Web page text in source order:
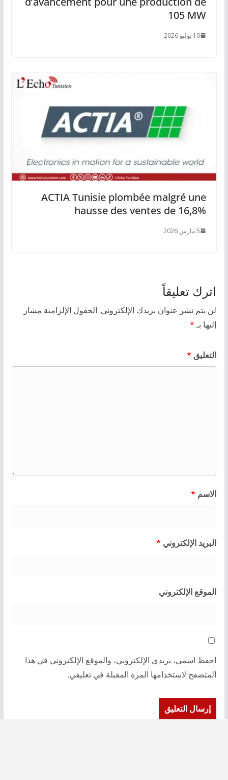
105 MW
10 يوليو 2026
ACTIA Tunisie plombée malgré une
hausse des ventes de 16,8%
5 مارس 2026
اترك تعليقاً
لن يتم نشر عنوان بريدك الإلكتروني. الحقول الإلزامية مشار
إليها بـ*
التعليق *
الاسم *
البريد الإلكتروني *
الموقع الإلكتروني
احفظ اسمي، بريدي الإلكتروني، والموقع الإلكتروني في هذا
المتصفح لاستخدامها المرة المقبلة في تعليقي.